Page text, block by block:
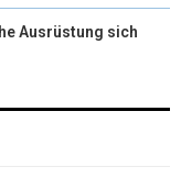
Ausrüstung sich